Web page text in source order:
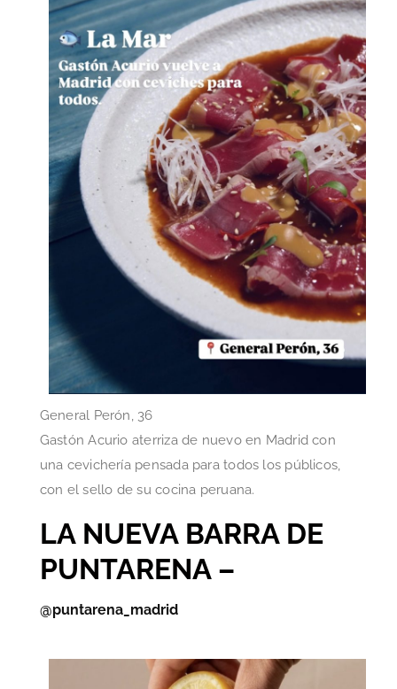
General Perón, 36
Gastón Acurio aterriza de nuevo en Madrid con
una cevichería pensada para todos los públicos,
con el sello de su cocina peruana.
LA NUEVA BARRA DE
PUNTARENA –
@puntarena_madrid